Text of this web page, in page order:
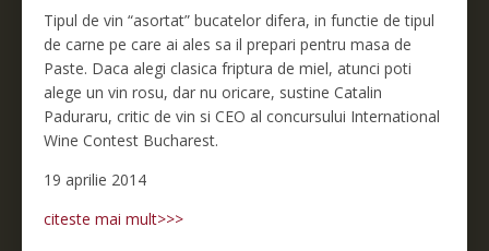
Tipul de vin “asortat” bucatelor difera, in functie de tipul
de carne pe care ai ales sa il prepari pentru masa de
Paste. Daca alegi clasica friptura de miel, atunci poti
alege un vin rosu, dar nu oricare, sustine Catalin
Paduraru, critic de vin si CEO al concursului International
Wine Contest Bucharest.
19 aprilie 2014
citeste mai mult>>>